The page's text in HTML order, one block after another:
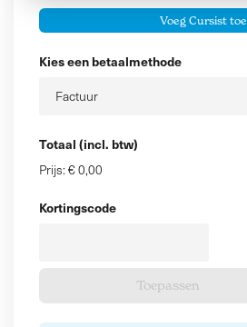
Tussenvoegsel
Voeg Cursist toe
Kies een betaalmethode
Totaal (incl. btw)
Prijs: € 0,00
Kortingscode